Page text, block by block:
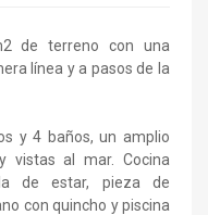
de terreno con una
línea y a pasos de la
y 4 baños, un amplio
vistas al mar. Cocina
de estar, pieza de
con quincho y piscina